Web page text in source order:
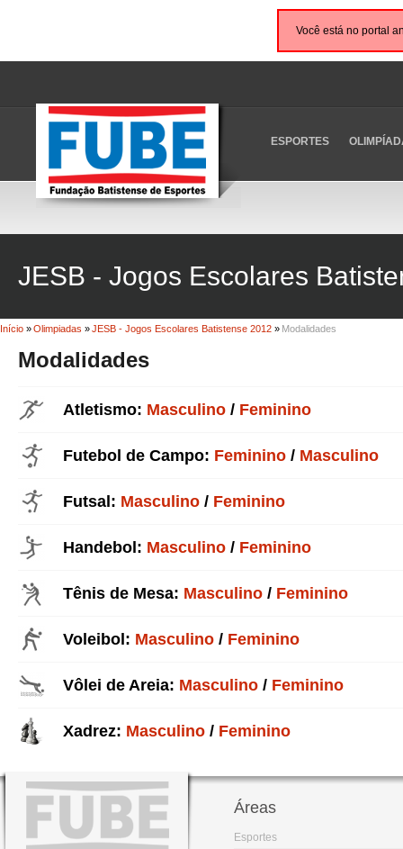
Você está no portal
ESPORTES
JESB - Jogos Escolares
Início »Olimpiadas »JESB - Jogos Escolares Batistense 2012 » Modalidades
Modalidades
Atletismo: Masculino / Feminino
Futebol de Campo: Feminino / Masculino
Futsal: Masculino / Feminino
Handebol: Masculino / Feminino
Tênis de Mesa: Masculino / Feminino
Voleibol: Masculino / Feminino
Vôlei de Areia: Masculino / Feminino
Xadrez: Masculino / Feminino
Áreas
Esportes